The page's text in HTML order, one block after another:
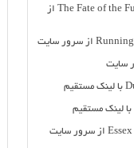
دانلود مستقیم فیلم خارجی The Fate of the Furious 2017 از